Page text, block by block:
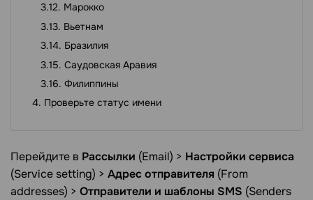
Марокко
Вьетнам
Бразилия
Саудовская Аравия
Филиппины
Проверьте статус имени
Перейдите в Рассылки (Email) > Настройки сервиса
(Service setting) > Адрес отправителя (From
addresses) > Отправители и шаблоны SMS (Senders